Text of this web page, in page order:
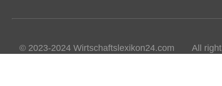
© 2023-2024 Wirtschaftslexikon24.com All